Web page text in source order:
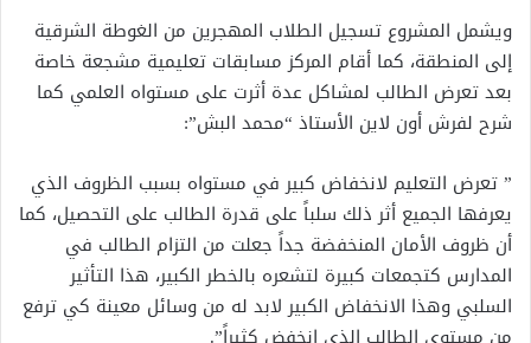
ويشمل المشروع تسجيل الطلاب المهجرين من الغوطة الشرقية
إلى المنطقة، كما أقام المركز مسابقات تعليمية مشجعة خاصة
بعد تعرض الطالب لمشاكل عدة أثرت على مستواه العلمي كما
شرح لفرش أون لاين الأستاذ “محمد البش”:
” تعرض التعليم لانخفاض كبير في مستواه بسبب الظروف الذي
يعرفها الجميع أثر ذلك سلباً على قدرة الطالب على التحصيل، كما
أن ظروف الأمان المنخفضة جداً جعلت من التزام الطالب في
المدارس كتجمعات كبيرة لتشعره بالخطر الكبير، هذا التأثير
السلبي وهذا الانخفاض الكبير لابد له من وسائل معينة كي ترفع